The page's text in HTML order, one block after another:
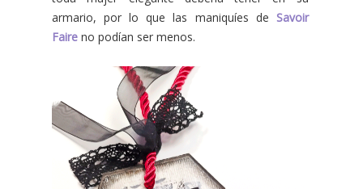
armario, por lo que las maniquíes de Savoir
Faire no podían ser menos.